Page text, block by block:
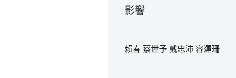
影響
賴春 蔡世予 戴忠沛 容運珊